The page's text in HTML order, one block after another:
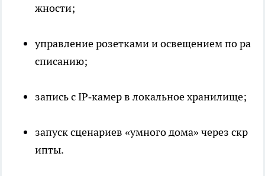
жности;
управление розетками и освещением по ра
списанию;
запись с IP‑камер в локальное хранилище;
запуск сценариев «умного дома» через скр
ипты.